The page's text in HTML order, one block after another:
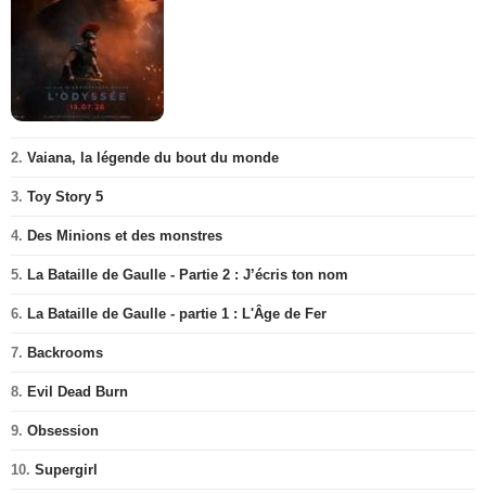
2. Vaiana, la légende du bout du monde
3. Toy Story 5
4. Des Minions et des monstres
5. La Bataille de Gaulle - Partie 2 : J’écris ton nom
6. La Bataille de Gaulle - partie 1 : L'Âge de Fer
7. Backrooms
8. Evil Dead Burn
9. Obsession
10. Supergirl